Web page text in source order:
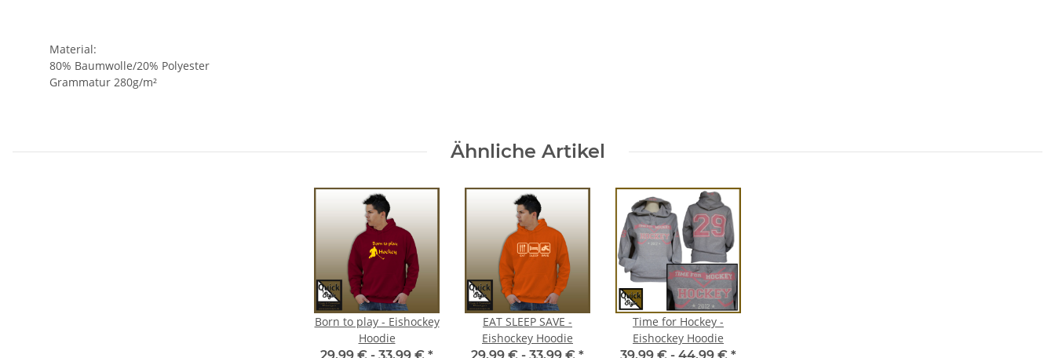
Material:
80% Baumwolle/20% Polyester
Grammatur 280g/m²
Ähnliche Artikel
Born to play - Eishockey
Hoodie
EAT SLEEP SAVE -
Eishockey Hoodie
Time for Hockey -
Eishockey Hoodie